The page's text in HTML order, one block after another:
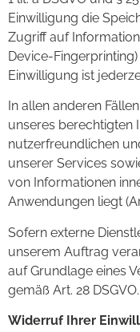
Einwilligung die
Zugriff auf
Device-
Einwilligung ist
In allen anderen
unseres berechtigten
nutzerfreundlichen
unserer Services
von Informationen
Anwendungen liegt
Sofern externe
unserem Auftrag
auf Grundlage eines
gemäß Art. 28 DSGVO.
Widerruf Ihrer